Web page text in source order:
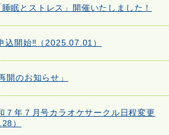
眠とストレス」開催いたしました！
込開始‼（2025.07.01）
開のお知らせ」
７年７月号カラオケサークル日程変更
）